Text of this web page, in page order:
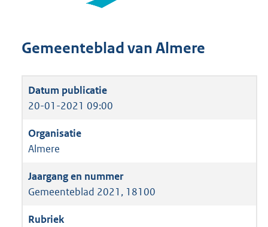
Gemeenteblad van Almere
20-01-2021 09:00
Almere
Gemeenteblad 2021, 18100